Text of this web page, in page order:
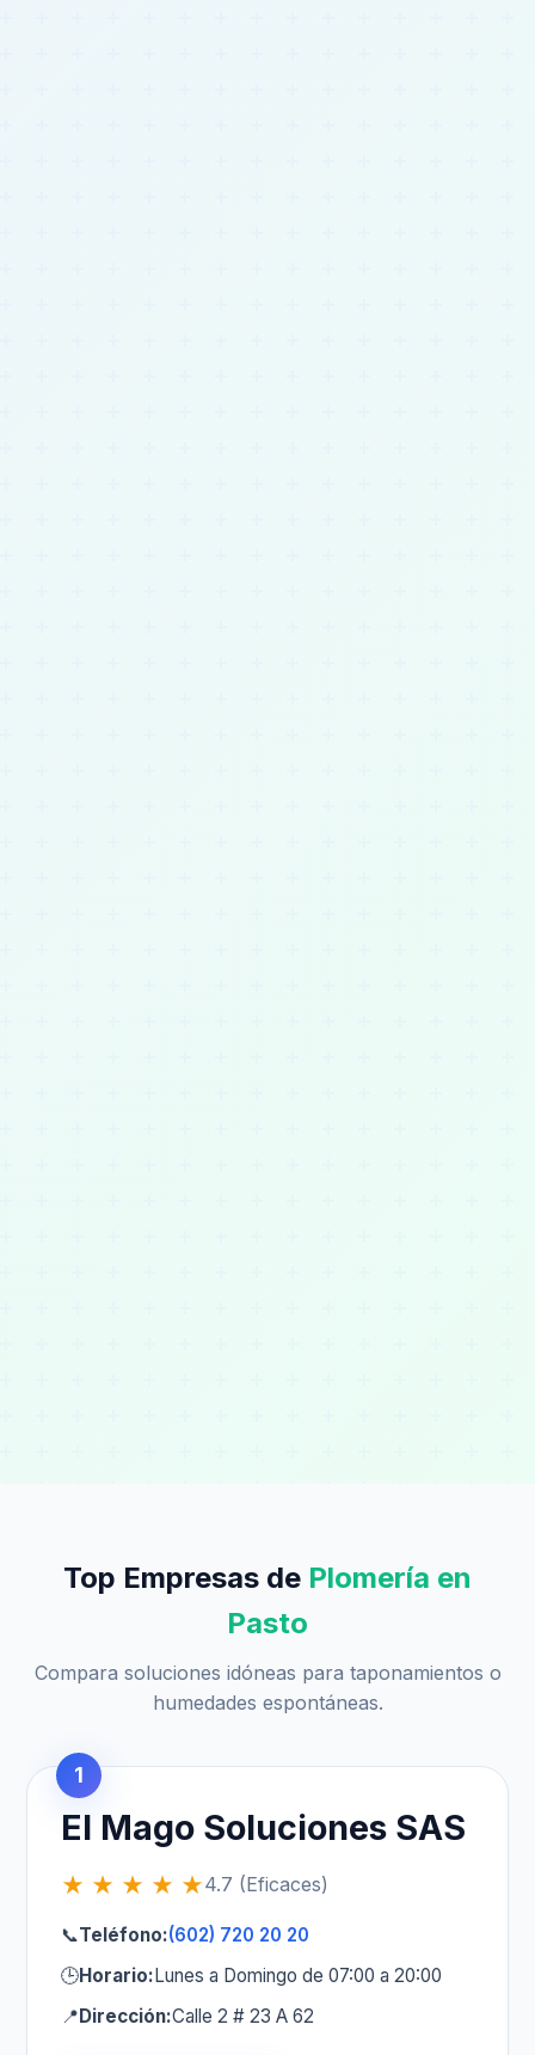
Top Empresas de Plomería en
Pasto
Compara soluciones idóneas para taponamientos o
humedades espontáneas.
1
El Mago Soluciones SAS
★ ★ ★ ★ ★4.7 (Eficaces)
📞Teléfono:(602) 720 20 20
🕒Horario:Lunes a Domingo de 07:00 a 20:00
📍Dirección:Calle 2 # 23 A 62